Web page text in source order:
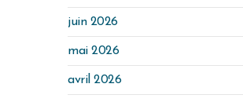
juin 2026
mai 2026
avril 2026